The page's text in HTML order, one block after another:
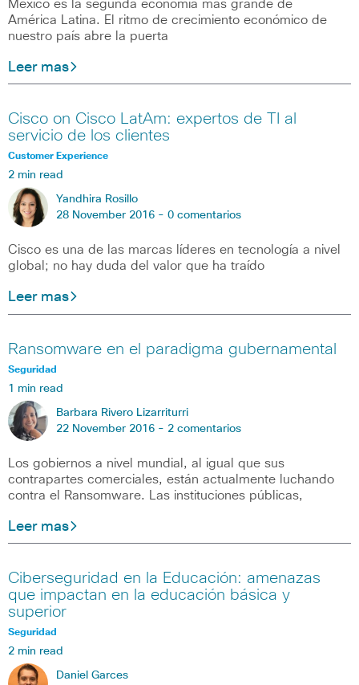
México es la segunda economía más grande de
América Latina. El ritmo de crecimiento económico de
nuestro país abre la puerta
Leer mas
Cisco on Cisco LatAm: expertos de TI al
servicio de los clientes
Customer Experience
2 min read
Yandhira Rosillo
28 November 2016 - 0 comentarios
Cisco es una de las marcas líderes en tecnología a nivel
global; no hay duda del valor que ha traído
Leer mas
Ransomware en el paradigma gubernamental
Seguridad
1 min read
Barbara Rivero Lizarriturri
22 November 2016 - 2 comentarios
Los gobiernos a nivel mundial, al igual que sus
contrapartes comerciales, están actualmente luchando
contra el Ransomware. Las instituciones públicas,
Leer mas
Ciberseguridad en la Educación: amenazas
que impactan en la educación básica y
superior
Seguridad
2 min read
Daniel Garces